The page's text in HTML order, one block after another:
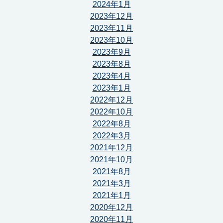
2024年1月
2023年12月
2023年11月
2023年10月
2023年9月
2023年8月
2023年4月
2023年1月
2022年12月
2022年10月
2022年8月
2022年3月
2021年12月
2021年10月
2021年8月
2021年3月
2021年1月
2020年12月
2020年11月